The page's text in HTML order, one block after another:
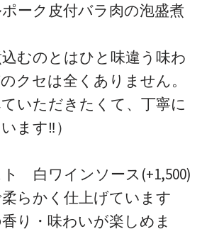
ーク皮付バラ肉の泡盛煮
むのとはひと味違う味わ
クセは全くありません。
いただきたくて、丁寧に
ます‼）
ト 白ワインソース(+1,500)
らかく仕上げています
り・味わいが楽しめま